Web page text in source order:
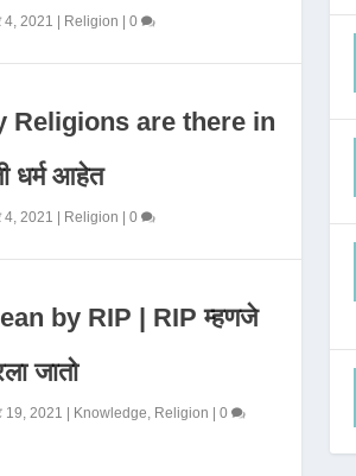
4, 2021 Religion 0
Religions are there in
धर्म आहेत
4, 2021 Religion 0
by RIP | RIP म्हणजे
जातो
19, 2021 Knowledge, Religion 0